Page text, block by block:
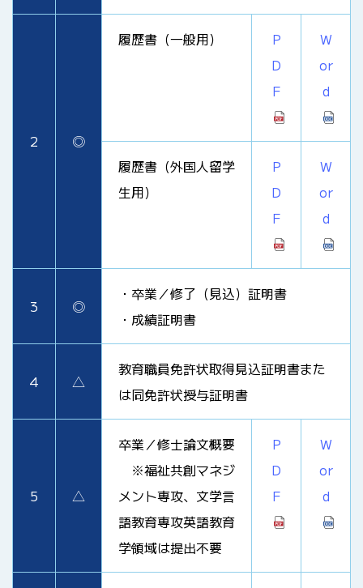
2 ◎
履歴書（一般用）
P
D
F
W
or
d
履歴書（外国人留学
生用）
P
D
F
W
or
d
3 ◎
・卒業／修了（見込）証明書
・成績証明書
4 △
教育職員免許状取得見込証明書また
は同免許状授与証明書
5 △
卒業／修士論文概要
※福祉共創マネジ
メント専攻、文学言
語教育専攻英語教育
学領域は提出不要
P
D
F
W
or
d